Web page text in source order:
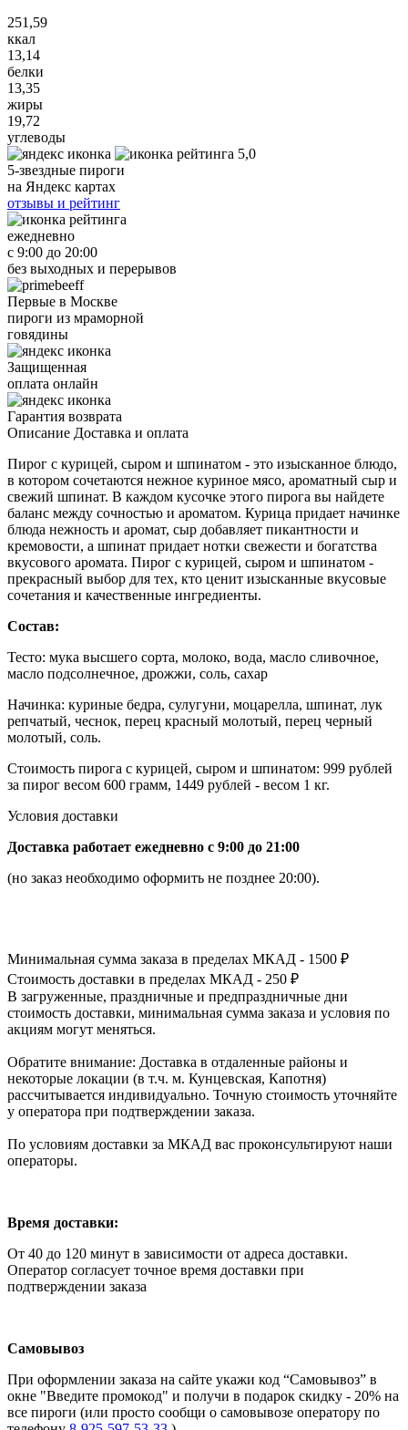
251,59
ккал
13,14
белки
13,35
жиры
19,72
углеводы
5,0
5-звездные пироги
на Яндекс картах
отзывы и рейтинг
ежедневно
с 9:00 до 20:00
без выходных и перерывов
Первые в Москве
пироги из мраморной
говядины
Защищенная
оплата онлайн
Гарантия возврата
Описание Доставка и оплата
Пирог с курицей, сыром и шпинатом - это изысканное блюдо,
в котором сочетаются нежное куриное мясо, ароматный сыр и
свежий шпинат. В каждом кусочке этого пирога вы найдете
баланс между сочностью и ароматом. Курица придает начинке
блюда нежность и аромат, сыр добавляет пикантности и
кремовости, а шпинат придает нотки свежести и богатства
вкусового аромата. Пирог с курицей, сыром и шпинатом -
прекрасный выбор для тех, кто ценит изысканные вкусовые
сочетания и качественные ингредиенты.
Состав:
Тесто: мука высшего сорта, молоко, вода, масло сливочное,
масло подсолнечное, дрожжи, соль, сахар
Начинка: куриные бедра, сулугуни, моцарелла, шпинат, лук
репчатый, чеснок, перец красный молотый, перец черный
молотый, соль.
Стоимость пирога с курицей, сыром и шпинатом: 999 рублей
за пирог весом 600 грамм, 1449 рублей - весом 1 кг.
Условия доставки
Доставка работает ежедневно с 9:00 до 21:00
(но заказ необходимо оформить не позднее 20:00).
Минимальная сумма заказа в пределах МКАД - 1500 ₽
Стоимость доставки в пределах МКАД - 250 ₽
В загруженные, праздничные и предпраздничные дни
стоимость доставки, минимальная сумма заказа и условия по
акциям могут меняться.
Обратите внимание: Доставка в отдаленные районы и
некоторые локации (в т.ч. м. Кунцевская, Капотня)
рассчитывается индивидуально. Точную стоимость уточняйте
у оператора при подтверждении заказа.
По условиям доставки за МКАД вас проконсультируют наши
операторы.
Время доставки:
От 40 до 120 минут в зависимости от адреса доставки.
Оператор согласует точное время доставки при
подтверждении заказа
Самовывоз
При оформлении заказа на сайте укажи код “Самовывоз” в
окне "Введите промокод" и получи в подарок скидку - 20% на
все пироги (или просто сообщи о самовывозе оператору по